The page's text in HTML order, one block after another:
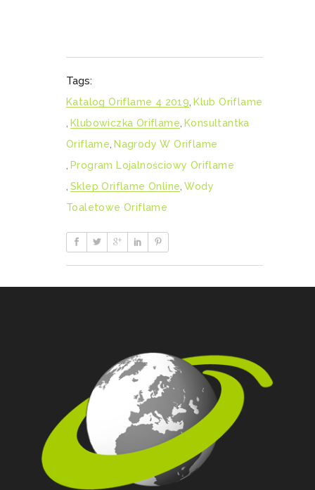
Tags:
Katalog Oriflame 4 2019 Klub Oriflame
Klubowiczka Oriflame Konsultantka
Oriflame Nagrody W Oriflame
Program Lojalnościowy Oriflame
Sklep Oriflame Online Wody
Toaletowe Oriflame